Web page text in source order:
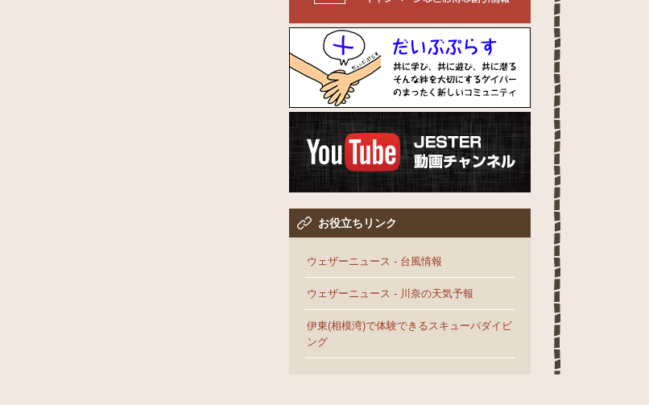
お役立ちリンク
ウェザーニュース - 台風情報
ウェザーニュース - 川奈の天気予報
伊東(相模湾)で体験できるスキューバダイビ
ング